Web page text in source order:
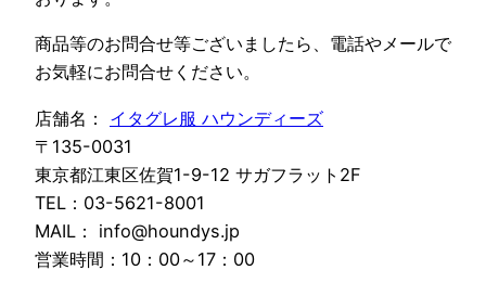
商品等のお問合せ等ございましたら、電話やメールで
お気軽にお問合せください。
店舗名： イタグレ服 ハウンディーズ
〒135-0031
東京都江東区佐賀1-9-12 サガフラット2F
TEL：03-5621-8001
MAIL： info@houndys.jp
営業時間：10：00～17：00